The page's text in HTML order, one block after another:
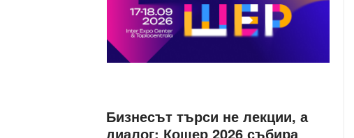
Бизнесът търси не лекции, а
диалог: Кошер 2026 събира